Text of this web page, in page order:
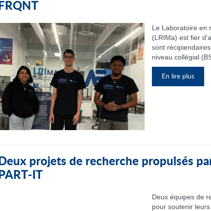
FRQNT
Le Laboratoire en
(LRIMa) est fier
sont
niveau collégial
En lire plus
Deux projets de recherche propulsés
PART‑IT
Deux équipes de
pour soutenir